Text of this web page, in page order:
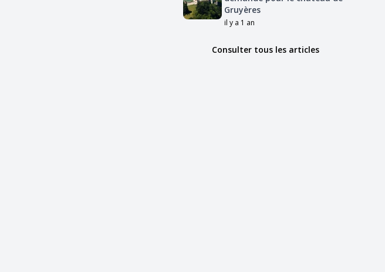
Gruyères
il y a 1 an
Consulter tous les articles